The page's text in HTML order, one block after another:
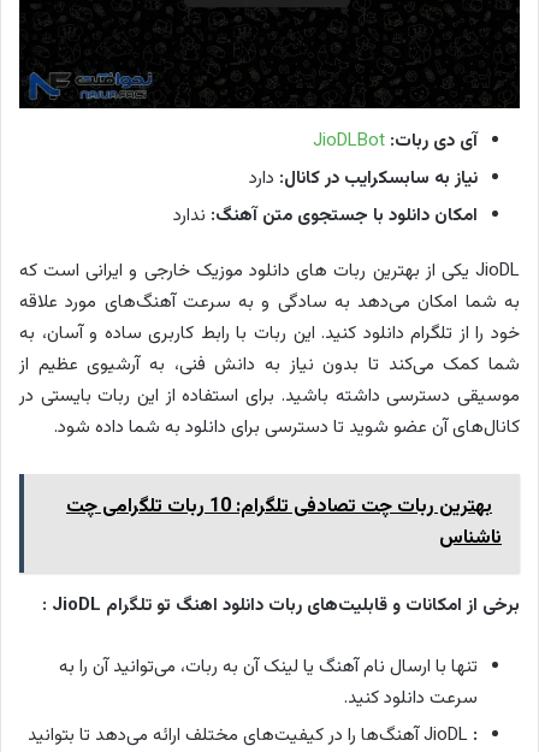
آی دی ربات: JioDLBot
نیاز به سابسکرایب در کانال: دارد
امکان دانلود با جستجوی متن آهنگ: ندارد
JioDL یکی از بهترین ربات های دانلود موزیک خارجی و ایرانی است که
به شما امکان می‌دهد به سادگی و به سرعت آهنگ‌های مورد علاقه
خود را از تلگرام دانلود کنید. این ربات با رابط کاربری ساده و آسان، به
شما کمک می‌کند تا بدون نیاز به دانش فنی، به آرشیوی عظیم از
موسیقی دسترسی داشته باشید. برای استفاده از این ربات بایستی در
کانال‌های آن عضو شوید تا دسترسی برای دانلود به شما داده شود.
بهترین ربات چت تصادفی تلگرام: 10 ربات تلگرامی چت
ناشناس
برخی از امکانات و قابلیت‌های ربات دانلود اهنگ تو تلگرام JioDL :
تنها با ارسال نام آهنگ یا لینک آن به ربات، می‌توانید آن را به
سرعت دانلود کنید.
:
JioDL آهنگ‌ها را در کیفیت‌های مختلف ارائه می‌دهد تا بتوانید